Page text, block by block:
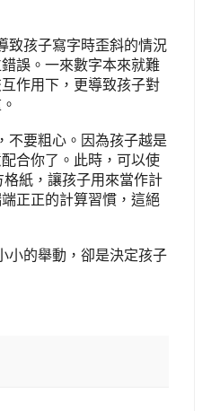
致孩子寫字時歪斜的情況
誤。一來數字本來就難
作用下，更導致孩子對
不要粗心。因為孩子越是
合你了。此時，可以使
紙，讓孩子用來當作計
正正的計算習慣，這絕
小的舉動，卻是決定孩子